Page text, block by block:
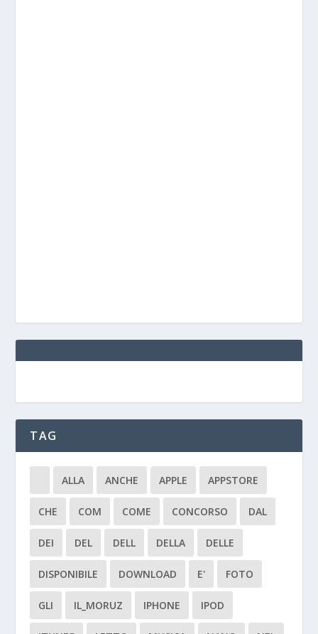
TAG
ALLA ANCHE APPLE APPSTORE
CHE COM COME CONCORSO DAL
DEI DEL DELL DELLA DELLE
DISPONIBILE DOWNLOAD E' FOTO
GLI IL_MORUZ IPHONE IPOD